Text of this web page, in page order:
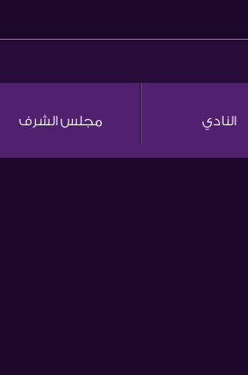
النادي مجلس الشرف